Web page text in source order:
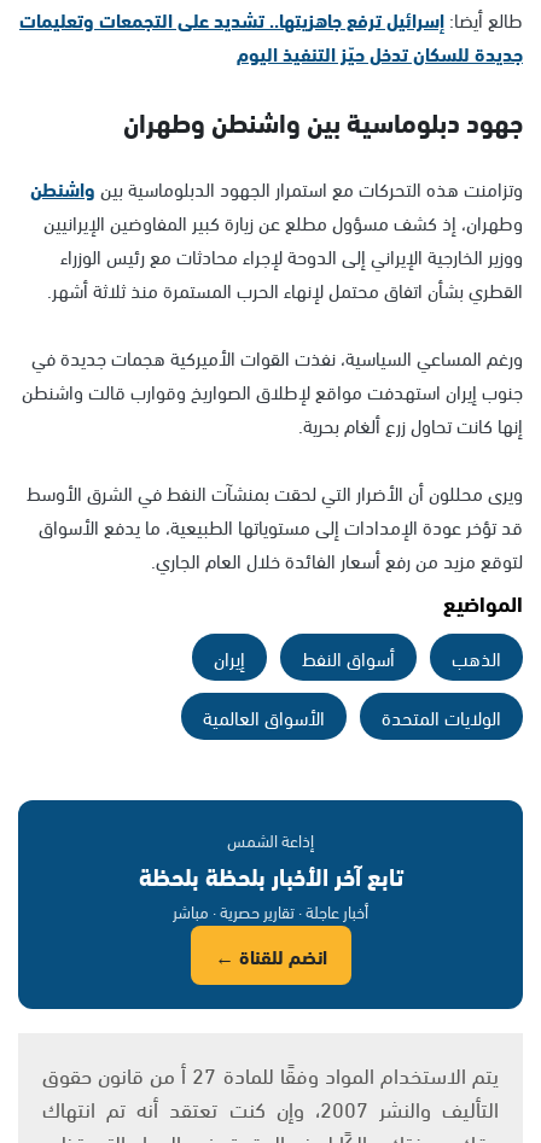
طالع أيضا:إسرائيل ترفع جاهزيتها.. تشديد على التجمعات وتعليمات
جديدة للسكان تدخل حيّز التنفيذ اليوم
جهود دبلوماسية بين واشنطن وطهران
وتزامنت هذه التحركات مع استمرار الجهود الدبلوماسية بينواشنطن
وطهران، إذ كشف مسؤول مطلع عن زيارة كبير المفاوضين الإيرانيين
ووزير الخارجية الإيراني إلى الدوحة لإجراء محادثات مع رئيس الوزراء
القطري بشأن اتفاق محتمل لإنهاء الحرب المستمرة منذ ثلاثة أشهر.
ورغم المساعي السياسية، نفذت القوات الأميركية هجمات جديدة في
جنوب إيران استهدفت مواقع لإطلاق الصواريخ وقوارب قالت واشنطن
إنها كانت تحاول زرع ألغام بحرية.
ويرى محللون أن الأضرار التي لحقت بمنشآت النفط في الشرق الأوسط
قد تؤخر عودة الإمدادات إلى مستوياتها الطبيعية، ما يدفع الأسواق
لتوقع مزيد من رفع أسعار الفائدة خلال العام الجاري.
المواضيع
الذهب أسواق النفط
إيران
الولايات المتحدة
الأسواق العالمية
إذاعة الشمس
تابع آخر الأخبار بلحظة بلحظة
أخبار عاجلة · تقارير حصرية · مباشر
انضم للقناة ←
يتم الاستخدام المواد وفقًا للمادة 27 أ من قانون حقوق
التأليف والنشر 2007، وإن كنت تعتقد أنه تم انتهاك